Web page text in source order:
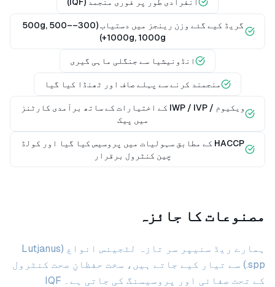
گریڈ کیے گئے وزن رینجز میں دستیاب (300–500g, 500–
1000g, 1000g+)
انڈونیشیا سے جنگلی ماہی گیری
منجمند کرنے سے پہلے صاف اور ٹھنڈا کیا گیا
ویکیوم / IWP / IVP کے اختیارات کے ساتھ برآمدی کارٹنز
میں پیک
HACCP کے مطابق سہولیات میں پروسیس کیا گیا اور کولڈ
چین کنٹرول برقرار
مصنوعات کا جائزہ
ہمارے ریڈ سنیپر سر تازہ لٹجینس انواع (Lutjanus
spp.) سے تیار کیے جاتے ہیں، سخت حفظانِ صحت کنٹرول
کے تحت صفائی اور پروسیسنگ کی جاتی ہے۔ IQF